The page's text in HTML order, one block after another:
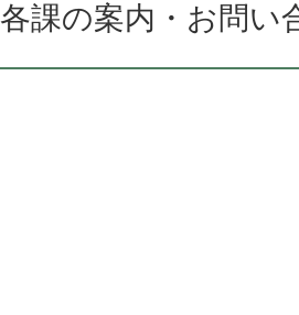
各課の案内・お問い